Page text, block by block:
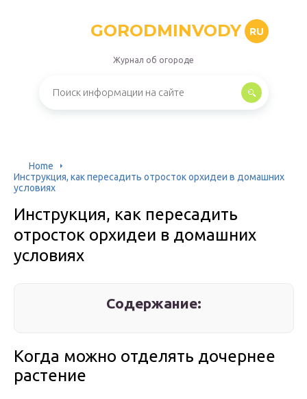
GORODMINVODY RU
Журнал об огороде
Home
Инструкция, как пересадить отросток орхидеи в домашних
условиях
Инструкция, как пересадить
отросток орхидеи в домашних
условиях
Содержание:
Когда можно отделять дочернее
растение